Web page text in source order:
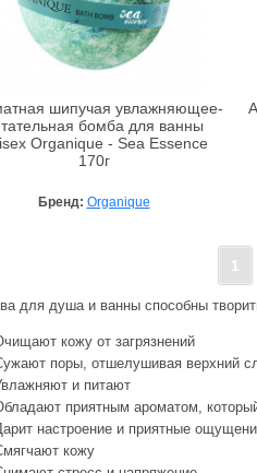
шипучая увлажняющее-
бомба для ванны
Organique - Sea Essence
170г
Бренд: Organique
1
для душа и ванны способны
кожу от загрязнений
поры, отшелушивая верхний
и питают
приятным ароматом,
настроение и приятные
кожу